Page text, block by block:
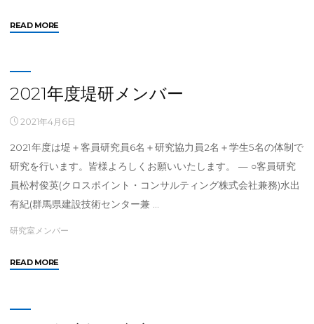
READ MORE"2022
研
メ
ン
ー"
2021年度堤研メンバー
2021年4月6日
2021年度は堤＋客員研究員6名＋研究協力員2名＋学生5名の体制で
研究を行います。皆様よろしくお願いいたします。 — ○客員研究
員松村俊英(クロスポイント・コンサルティング株式会社兼務)水出
有紀(群馬県建設技術センター兼 …
研究室メンバー
READ MORE"2021